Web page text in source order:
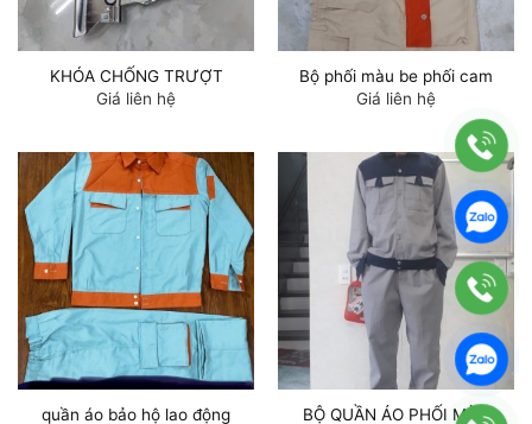
KHÓA CHỐNG TRƯỢT
Giá liên hệ
Bộ phối màu be phối cam
Giá liên hệ
quần áo bảo hộ lao động BỘ QUẦN ÁO PHỐI MÀU